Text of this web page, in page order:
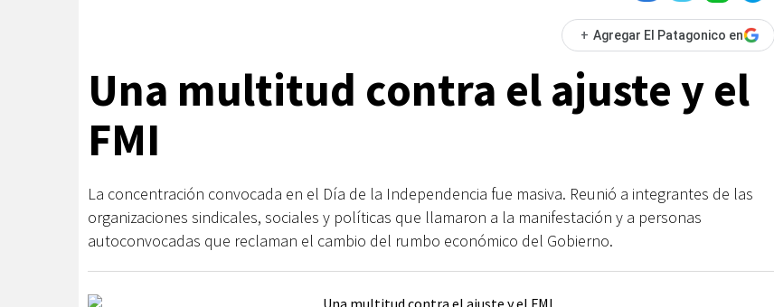
+ Agregar El Patagonico en
Una multitud contra el ajuste y el
FMI
La concentración convocada en el Día de la Independencia fue masiva. Reunió a integrantes de las
organizaciones sindicales, sociales y políticas que llamaron a la manifestación y a personas
autoconvocadas que reclaman el cambio del rumbo económico del Gobierno.